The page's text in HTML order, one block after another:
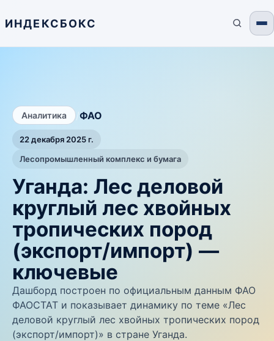
ИНДЕКСБОКС
Аналитика ФАО
22 декабря 2025 г.
Лесопромышленный комплекс и бумага
Уганда: Лес деловой
круглый лес хвойных
тропических пород
(экспорт/импорт) —
ключевые
Дашборд построен по официальным данным ФАО
ФАОСТАТ и показывает динамику по теме «Лес
деловой круглый лес хвойных тропических пород
(экспорт/импорт)» в стране Уганда.